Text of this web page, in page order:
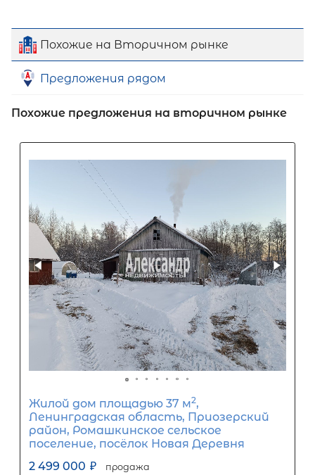
60
0 10 20 30 40 50 60 70 80
Срок кредита
лет
5 10 15 20 25
Процентная
ставка
12%
5 10 15 20
Ежемесячный платеж
Размер кредита
12 026
Похожие на Вторичном рынке
Предложения рядом
Похожие предложения на вторичном рынке